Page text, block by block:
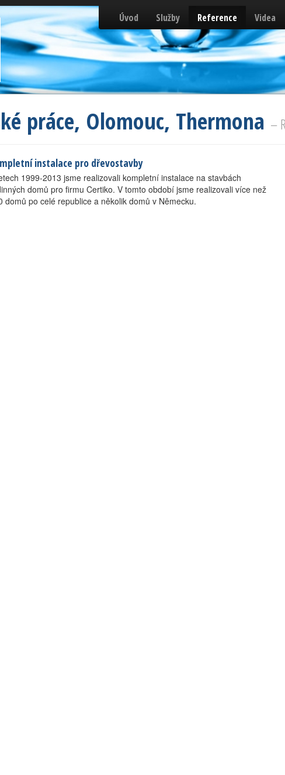
Úvod Služby Reference Videa
práce, Olomouc, Thermona –
instalace pro dřevostavby
1999-2013 jsme realizovali kompletní instalace na stavbách
domů pro firmu Certiko. V tomto období jsme realizovali více než
domů po celé republice a několik domů v Německu.